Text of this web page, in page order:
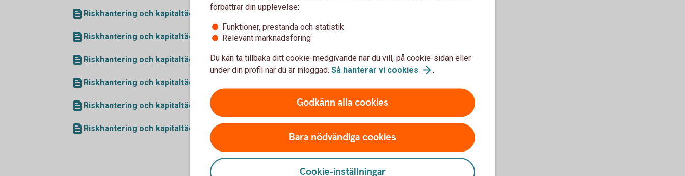
Riskhantering och kapitaltäckning 2023-03
Riskhantering och kapitaltäckning 2022-12(pdf)
Riskhantering och kapitaltäckning 2022-09(pdf)
Riskhantering och kapitaltäckning 2022-06
Riskhantering och kapitaltäckning 2022-03
Riskhantering och kapitaltäckning 2021-12
förbättrar din upplevelse:
Funktioner, prestanda och statistik
Relevant marknadsföring
Du kan ta tillbaka ditt cookie-medgivande när du vill, på cookie-sidan eller
under din profil när du är inloggad. Så hanterar vi cookies .
Godkänn alla cookies
Bara nödvändiga cookies
Cookie-inställningar